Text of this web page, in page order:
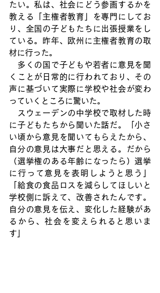
たい。私は、社会にどう参画するかを
教える「主権者教育」を専門にしてお
り、全国の子どもたちに出張授業をし
ている。昨年、欧州に主権者教育の取
材に行った。
多くの国で子どもや若者に意見を聞
くことが日常的に行われており、その
声に基づいて実際に学校や社会が変わ
っていくところに驚いた。
スウェーデンの中学校で取材した時
に子どもたちから聞いた話だ。「小さ
い頃から意見を聞いてもらえたから、
自分の意見は大事だと思える。だから
（選挙権のある年齢になったら）選挙
に行って意見を表明しようと思う」
「給食の食品ロスを減らしてほしいと
学校側に訴えて、改善されたんです。
自分の意見を伝え、変化した経験があ
るから、社会を変えられると思いま
す」